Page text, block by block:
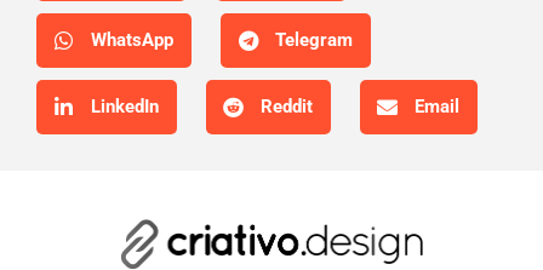
WhatsApp Telegram
LinkedIn Reddit Email